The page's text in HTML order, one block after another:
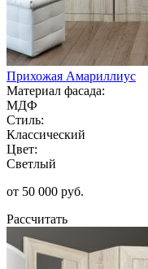
Прихожая Амариллиус
Материал фасада:
МДФ
Стиль:
Классический
Цвет:
Светлый
от 50 000 руб.
Рассчитать